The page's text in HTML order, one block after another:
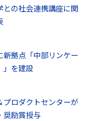
との社会連携講座に関
新拠点「中部リンケー
」を建設
プロダクトセンターが
奨励賞授与